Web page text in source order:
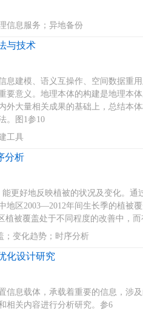
信息服务；异地备份
与技术
息建模、语义互操作、空间数据重
要意义。地理本体的构建是地理本
外大量相关成果的基础上，总结本
。图1参10
工具
分析
更好地反映植被的状况及变化。
地区2003―2012年间生长季的植被
植被覆盖处于不同程度的改善中，
；变化趋势；时序分析
化设计研究
信息载体，承载着重要的信息，涉
相关内容进行分析研究。参6